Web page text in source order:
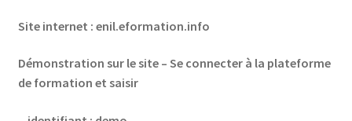
Site internet : enil.eformation.info
Démonstration sur le site – Se connecter à la plateforme
de formation et saisir